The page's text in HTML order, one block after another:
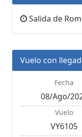
Salida de
Vuelo con
Fecha
08/Ago/
Vuelo
VY6105